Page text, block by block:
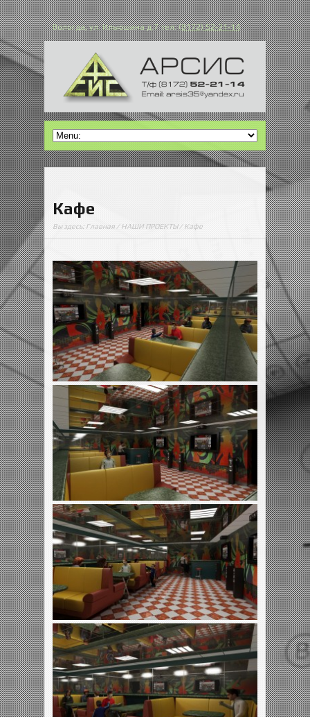
Вологда, ул. Ильюшина д.7 тел:(8172) 52-21-14
Кафе
Вы здесь: Главная /НАШИ ПРОЕКТЫ/ Кафе